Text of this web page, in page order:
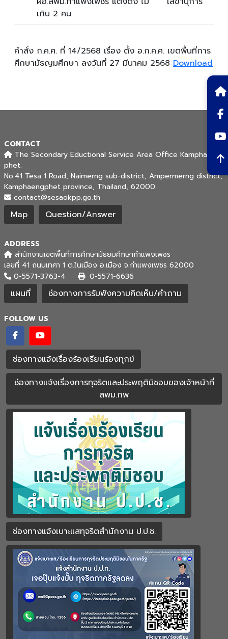
เกิน 2 คน
คำสั่ง ก.ค.ศ. ที่ 14/2568 เรื่อง ตั้ง อ.ก.ค.ศ. เขตพื้นที่การ
ศึกษามัธญมศึกษา ลงวันที่ 27 มีนาคม 2568 Download
CONTACT
The Secondary Eductional Service Area Office Kamphaeng-
phet.
No.41 Tesa 1 Road, Naimerng sub-district, Ampermerng district,
Kamphaengphet province, Thailand, 62000.
contact@sesaokpp.go.th
Map Question/Answer
ADDRESS
สำนักงานเขตพื้นที่การศึกษามัธยมศึกษากำแพงเพชร
เลขที่ 41 ถนนเทศา 1 ต.ในเมือง อ.เมือง จ.กำแพงเพชร 62000
0-5571-3763-4
0-5571-6636
แผนที่ ช่องทางการรับฟังความคิดเห็น/คำถาม
FOLLOW US
ช่องทางแจ้งเรื่องร้องเรียนร้องทุกข์
ช่องทางแจ้งเรื่องการทุจริตและประพฤติมิชอบของเจ้าหน้าที่
สพม.กพ
ช่องทางแจ้งเบาะแสทุจริตสำนักงาน ป.ป.ช.